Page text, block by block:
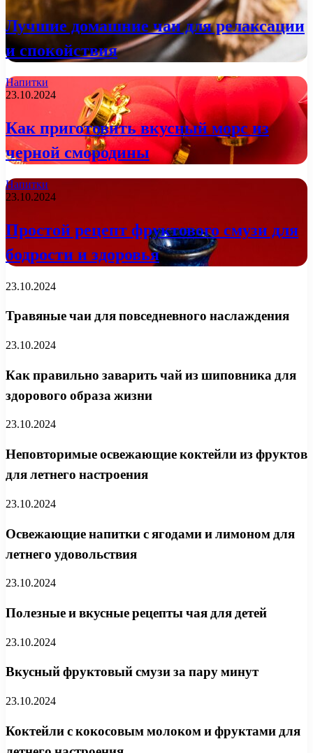
Лучшие домашние чаи для релаксации
и спокойствия
Напитки
23.10.2024
Как приготовить вкусный морс из
черной смородины
Напитки
23.10.2024
Простой рецепт фруктового смузи для
бодрости и здоровья
23.10.2024
Травяные чаи для повседневного наслаждения
23.10.2024
Как правильно заварить чай из шиповника для
здорового образа жизни
23.10.2024
Неповторимые освежающие коктейли из фруктов
для летнего настроения
23.10.2024
Освежающие напитки с ягодами и лимоном для
летнего удовольствия
23.10.2024
Полезные и вкусные рецепты чая для детей
23.10.2024
Вкусный фруктовый смузи за пару минут
23.10.2024
Коктейли с кокосовым молоком и фруктами для